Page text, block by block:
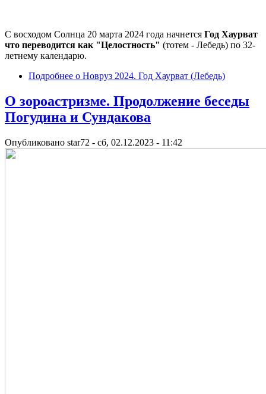
С восходом Солнца 20 марта 2024 года начнется Год Хаурват
что переводится как "Целостность" (тотем - Лебедь) по 32-
летнему календарю.
Подробнее о Новруз 2024. Год Хаурват (Лебедь)
О зороастризме. Продолжение беседы
Погудина и Сундакова
Опубликовано star72 - сб, 02.12.2023 - 11:42